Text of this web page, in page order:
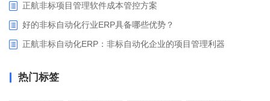
正航非标项目管理软件成本管控方案
好的非标自动化行业ERP具备哪些优势？
正航非标自动化ERP：非标自动化企业的项目管理利器
热门标签